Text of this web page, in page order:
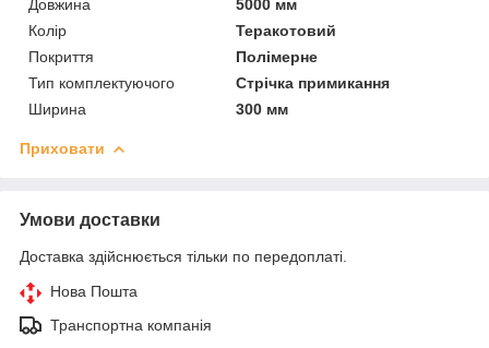
Довжина
5000 мм
Колір
Теракотовий
Покриття
Полімерне
Тип комплектуючого
Стрічка примикання
Ширина
300 мм
Приховати
Умови доставки
Доставка здійснюється тільки по передоплаті.
Нова Пошта
Транспортна компанія